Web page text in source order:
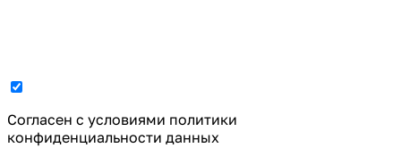
Cогласен с условиями политики
конфиденциальности данных